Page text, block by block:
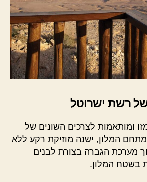
רשת ישרוטל
ומותאמות לצרכים השונים של
המלון, ישנה מוזיקת רקע ללא
מערכת הגברה בצורת לבנים
בשטח המלון.